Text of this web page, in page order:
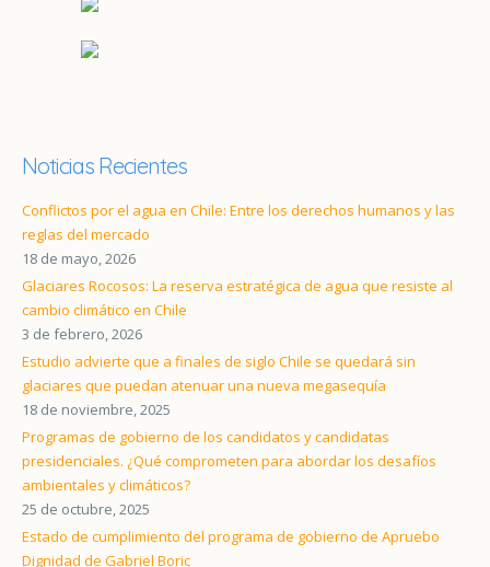
Noticias Recientes
Conflictos por el agua en Chile: Entre los derechos humanos y las
reglas del mercado
18 de mayo, 2026
Glaciares Rocosos: La reserva estratégica de agua que resiste al
cambio climático en Chile
3 de febrero, 2026
Estudio advierte que a finales de siglo Chile se quedará sin
glaciares que puedan atenuar una nueva megasequía
18 de noviembre, 2025
Programas de gobierno de los candidatos y candidatas
presidenciales. ¿Qué comprometen para abordar los desafíos
ambientales y climáticos?
25 de octubre, 2025
Estado de cumplimiento del programa de gobierno de Apruebo
Dignidad de Gabriel Boric